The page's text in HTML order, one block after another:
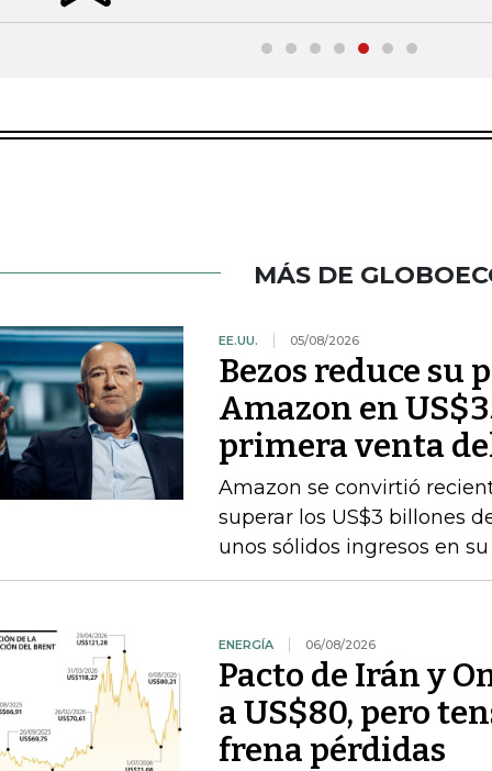
MÁS DE
EE.UU. 05/08/2026
Bezos reduce su
Amazon en
primera venta
Amazon se convirtió
superar los US$3 billones
unos sólidos ingresos en
ENERGÍA 06/08/2026
Pacto de Irán y
a US$80, pero
frena pérdidas